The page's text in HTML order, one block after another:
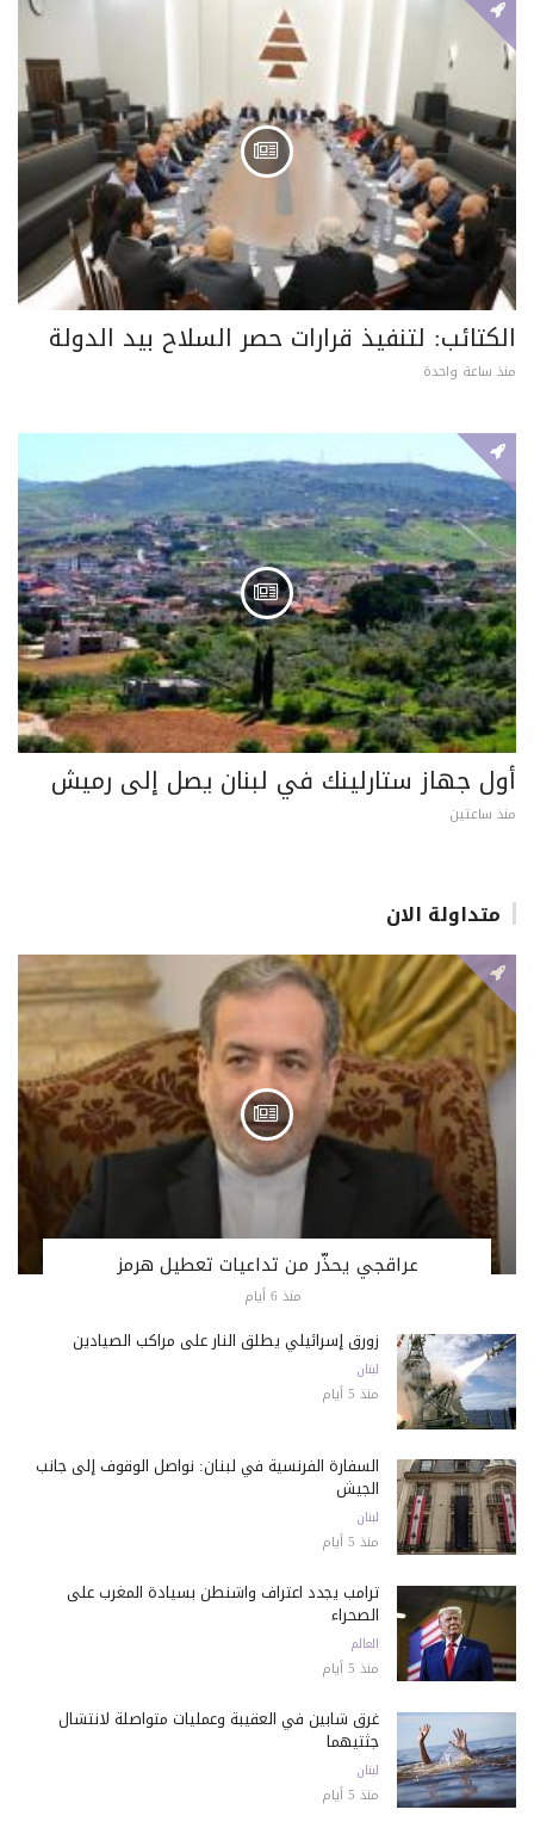
الكتائب: لتنفيذ قرارات حصر السلاح بيد الدولة
منذ ساعة واحدة
أول جهاز ستارلينك في لبنان يصل إلى رميش
منذ ساعتين
متداولة الان
عراقجي يحذّر من تداعيات تعطيل هرمز
منذ 6 أيام
زورق إسرائيلي يطلق النار على مراكب الصيادين
لبنان
منذ 5 أيام
السفارة الفرنسية في لبنان: نواصل الوقوف إلى جانب
الجيش
لبنان
منذ 5 أيام
ترامب يجدد اعتراف واشنطن بسيادة المغرب على
الصحراء
العالم
منذ 5 أيام
غرق شابين في العقيبة وعمليات متواصلة لانتشال
جثتيهما
لبنان
منذ 5 أيام